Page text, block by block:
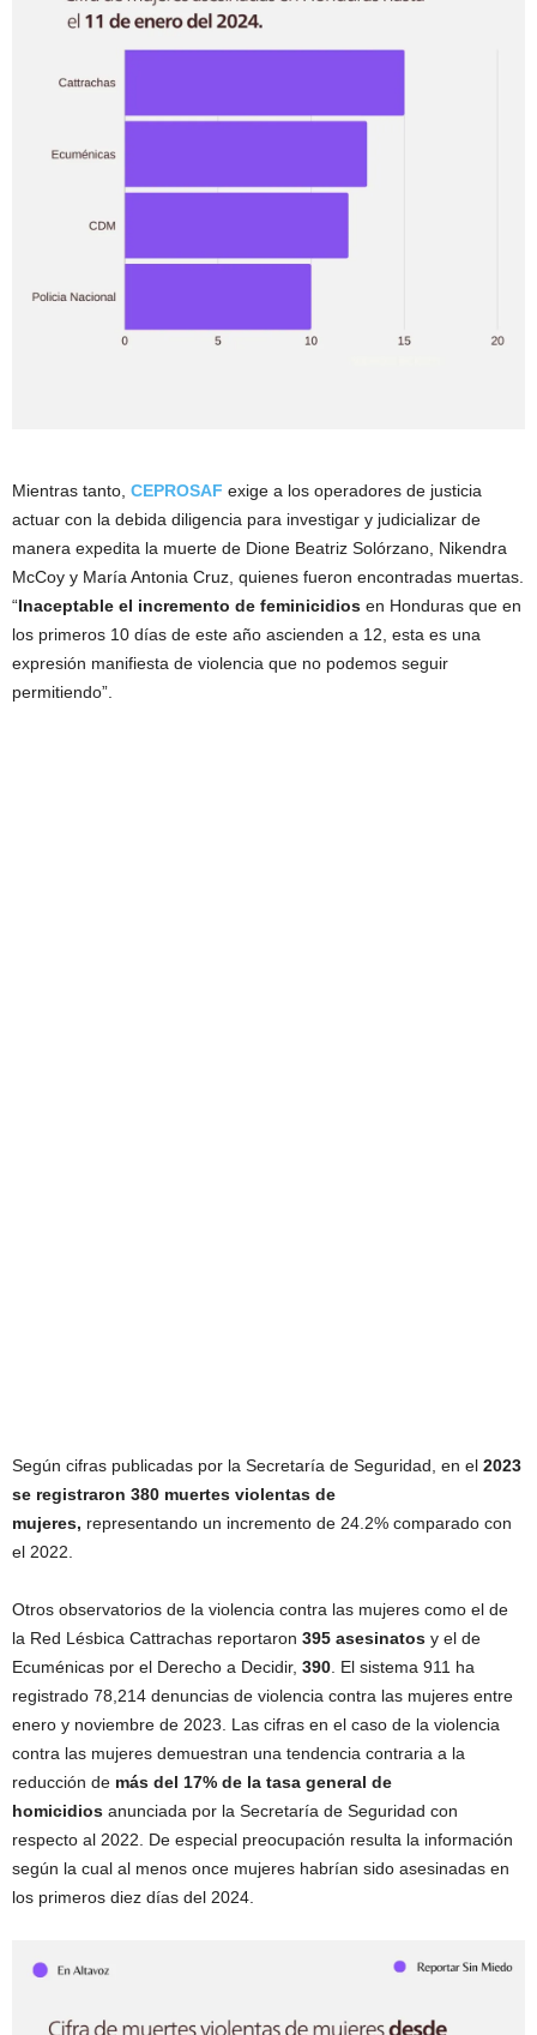
Mientras tanto, CEPROSAF exige a los operadores de justicia
actuar con la debida diligencia para investigar y judicializar de
manera expedita la muerte de Dione Beatriz Solórzano, Nikendra
McCoy y María Antonia Cruz, quienes fueron encontradas muertas.
“Inaceptable el incremento de feminicidios en Honduras que en
los primeros 10 días de este año ascienden a 12, esta es una
expresión manifiesta de violencia que no podemos seguir
permitiendo”.
Según cifras publicadas por la Secretaría de Seguridad, en el 2023
se registraron 380 muertes violentas de
mujeres, representando un incremento de 24.2% comparado con
el 2022.
Otros observatorios de la violencia contra las mujeres como el de
la Red Lésbica Cattrachas reportaron 395 asesinatos y el de
Ecuménicas por el Derecho a Decidir, 390 . El sistema 911 ha
registrado 78,214 denuncias de violencia contra las mujeres entre
enero y noviembre de 2023. Las cifras en el caso de la violencia
contra las mujeres demuestran una tendencia contraria a la
reducción de más del 17% de la tasa general de
homicidios anunciada por la Secretaría de Seguridad con
respecto al 2022. De especial preocupación resulta la información
según la cual al menos once mujeres habrían sido asesinadas en
los primeros diez días del 2024.